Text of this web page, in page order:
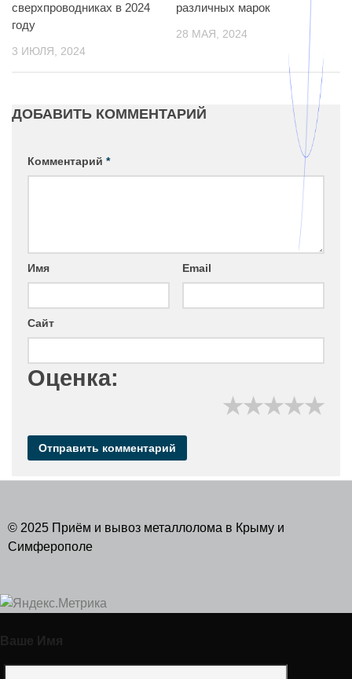
сверхпроводниках в 2024
году
3 ИЮЛЯ, 2024
различных марок
28 МАЯ, 2024
ДОБАВИТЬ КОММЕНТАРИЙ
Комментарий *
Имя Email
Сайт
Оценка:
★
★
★
★
★
© 2025 Приём и вывоз металлолома в Крыму и
Симферополе
Ваше Имя